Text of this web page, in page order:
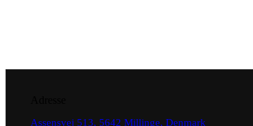
Assensvej 513, 5642 Millinge, Denmark